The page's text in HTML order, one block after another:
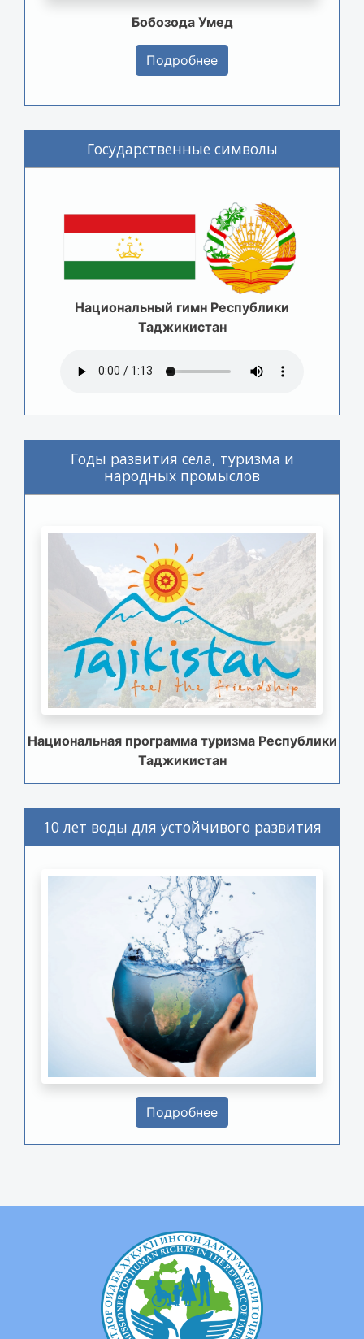
Бобозода Умед
Подробнее
Государственные символы
Национальный гимн Республики
Таджикистан
Годы развития села, туризма и
народных промыслов
Национальная программа туризма Республики
Таджикистан
10 лет воды для устойчивого развития
Подробнее